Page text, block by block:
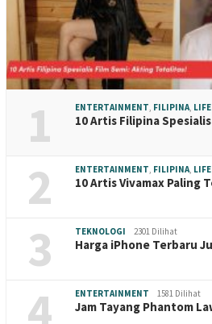
1 ENTERTAINMENT FILIPINA LIFE
10 Artis Filipina
2 ENTERTAINMENT FILIPINA LIFE
10 Artis Vivamax Paling
3 TEKNOLOGI 2301 Dilihat
Harga iPhone Terbaru
4 ENTERTAINMENT 1581 Dilihat
Jam Tayang Phantom